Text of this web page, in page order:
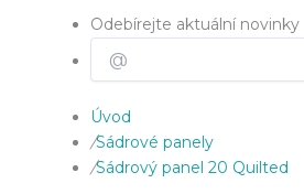
Odebírejte aktuální novinky
Úvod
/Sádrové panely
/Sádrový panel 20 Quilted